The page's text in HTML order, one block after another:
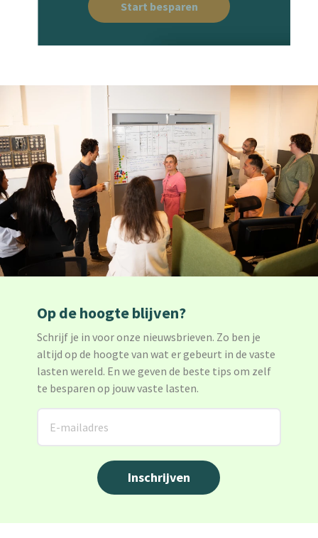
Start besparen
Op de hoogte blijven?
Schrijf je in voor onze nieuwsbrieven. Zo ben je
altijd op de hoogte van wat er gebeurt in de vaste
lasten wereld. En we geven de beste tips om zelf
te besparen op jouw vaste lasten.